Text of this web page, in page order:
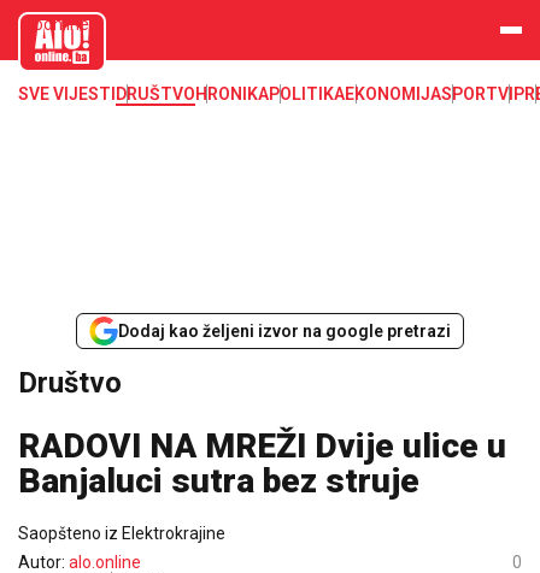
aloonline.b
SVE VIJESTI DRUŠTVOHRONIKAPOLITIKAEKONOMIJASPORTVIP
Dodaj kao željeni izvor na google pretrazi
Društvo
RADOVI NA MREŽI Dvije ulice u
Banjaluci sutra bez struje
Saopšteno iz Elektrokrajine
Autor: alo.online
0